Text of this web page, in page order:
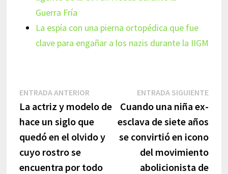
Guerra Fría
La espía con una pierna ortopédica que fue
clave para engañar a los nazis durante la IIGM
Navegación
de
entradas
ENTRADA ANTERIOREntrada
anterior:
La actriz y modelo de
hace un siglo que
quedó en el olvido y
cuyo rostro se
encuentra por todo
ENTRADA SIGUIENTE
Cuando una niña ex-
esclava de siete años
se convirtió en icono
del movimiento
abolicionista de